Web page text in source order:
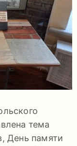
тема
День памяти